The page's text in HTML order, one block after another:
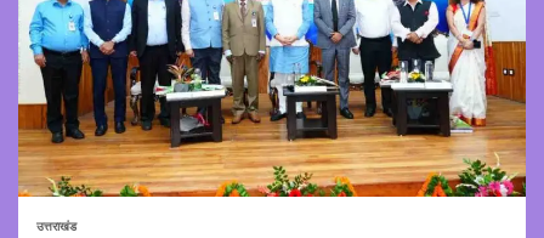
उत्तराखंड